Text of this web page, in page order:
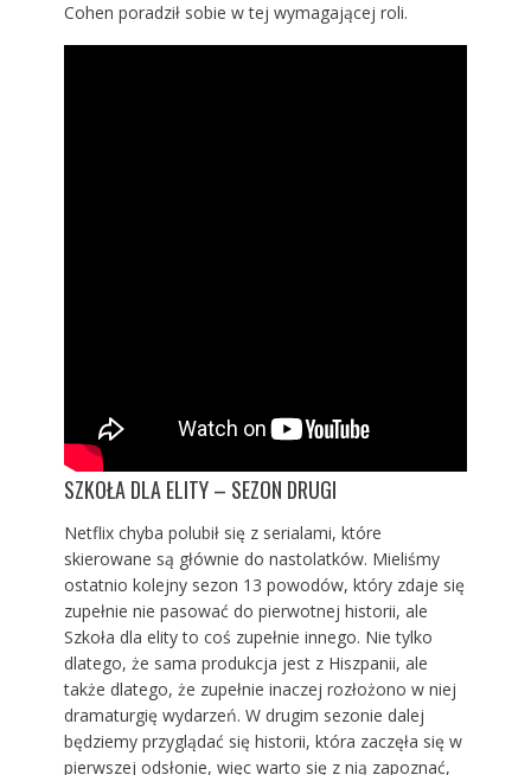
Cohen poradził sobie w tej wymagającej roli.
SZKOŁA DLA ELITY – SEZON DRUGI
Netflix chyba polubił się z serialami, które
skierowane są głównie do nastolatków. Mieliśmy
ostatnio kolejny sezon 13 powodów, który zdaje się
zupełnie nie pasować do pierwotnej historii, ale
Szkoła dla elity to coś zupełnie innego. Nie tylko
dlatego, że sama produkcja jest z Hiszpanii, ale
także dlatego, że zupełnie inaczej rozłożono w niej
dramaturgię wydarzeń. W drugim sezonie dalej
będziemy przyglądać się historii, która zaczęła się w
pierwszej odsłonie, więc warto się z nią zapoznać,